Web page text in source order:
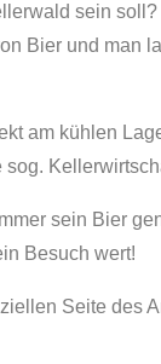
sein
Bier und man
am kühlen
sein Bier
Besuch wert!
Seite des